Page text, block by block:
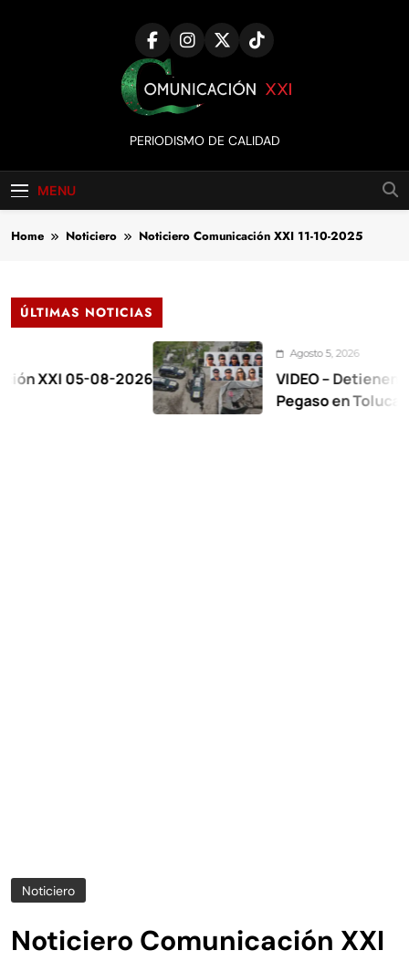
Comunicación
XXI
PERIODISMO DE CALIDAD
MENU
Home Noticiero Noticiero Comunicación XXI 11-10-2025
ÚLTIMAS NOTICIAS
05-08-2026
Agosto 5, 2026
VIDEO – Detienen a 17 en
Pegaso en Toluca
Noticiero
Noticiero Comunicación XXI